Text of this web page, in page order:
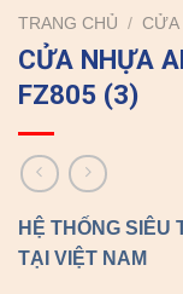
TRANG CHỦ / CỬA
CỬA NHỰA
FZ805 (3)
HỆ THỐNG SIÊU
TẠI VIỆT NAM